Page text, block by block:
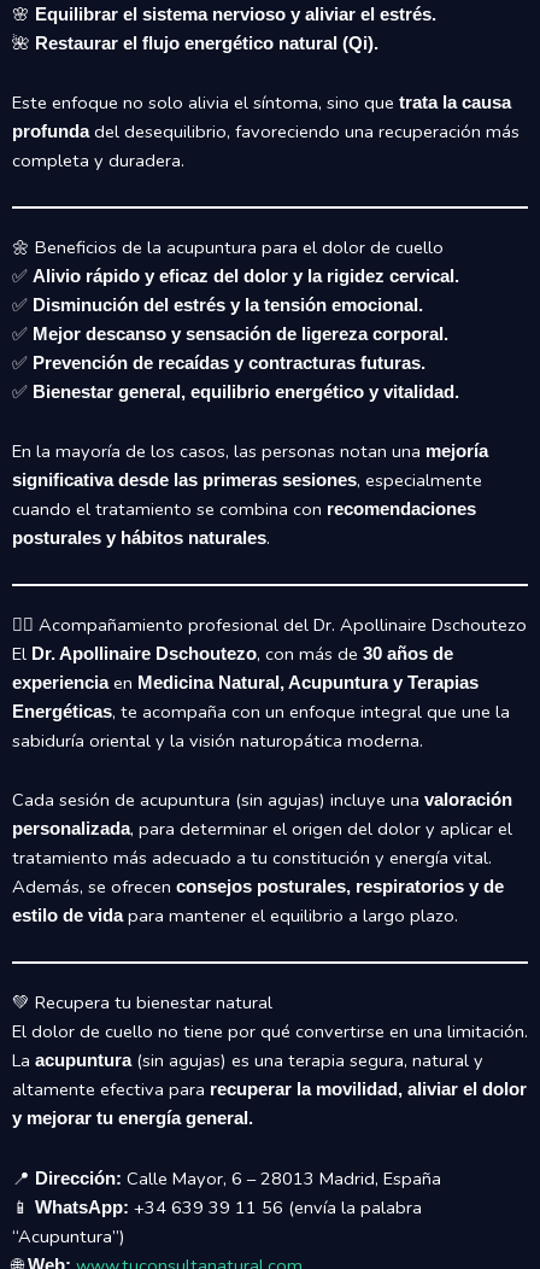
🌸 Equilibrar el sistema nervioso y aliviar el estrés.
🌺 Restaurar el flujo energético natural (Qi).
Este enfoque no solo alivia el síntoma, sino que trata la causa
profundadel desequilibrio, favoreciendo una recuperación más
completa y duradera.
🌼 Beneficios de la acupuntura para el dolor de cuello
✅ Alivio rápido y eficaz del dolor y la rigidez cervical.
✅ Disminución del estrés y la tensión emocional.
✅ Mejor descanso y sensación de ligereza corporal.
✅ Prevención de recaídas y contracturas futuras.
✅ Bienestar general, equilibrio energético y vitalidad.
En la mayoría de los casos, las personas notan una mejoría
significativa desde las primeras sesiones, especialmente
cuando el tratamiento se combina con recomendaciones
posturales y hábitos naturales.
👨‍⚕️ Acompañamiento profesional del Dr. Apollinaire Dschoutezo
El Dr. Apollinaire Dschoutezo, con más de 30 años de
experienciaen Medicina Natural, Acupuntura y Terapias
Energéticas, te acompaña con un enfoque integral que une la
sabiduría oriental y la visión naturopática moderna.
Cada sesión de acupuntura (sin agujas) incluye una valoración
personalizada, para determinar el origen del dolor y aplicar el
tratamiento más adecuado a tu constitución y energía vital.
Además, se ofrecen consejos posturales, respiratorios y de
estilo de vidapara mantener el equilibrio a largo plazo.
💚 Recupera tu bienestar natural
El dolor de cuello no tiene por qué convertirse en una limitación.
La acupuntura(sin agujas) es una terapia segura, natural y
altamente efectiva para recuperar la movilidad, aliviar el dolor
y mejorar tu energía general.
📍 Dirección: Calle Mayor, 6 – 28013 Madrid, España
📱 WhatsApp: +34 639 39 11 56 (envía la palabra
“Acupuntura”)
Web: